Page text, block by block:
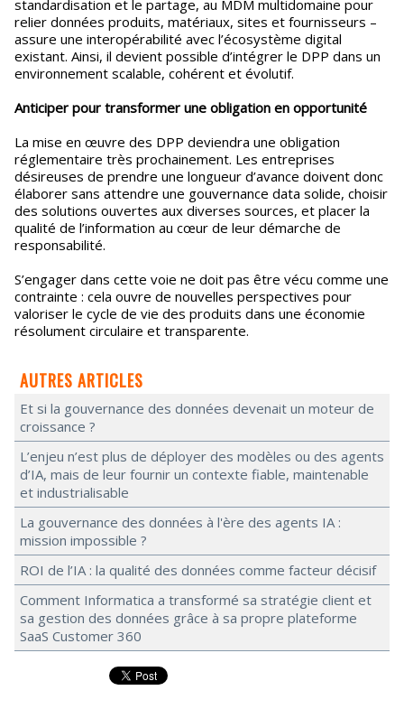
standardisation et le partage, au MDM multidomaine pour
relier données produits, matériaux, sites et fournisseurs –
assure une interopérabilité avec l’écosystème digital
existant. Ainsi, il devient possible d’intégrer le DPP dans un
environnement scalable, cohérent et évolutif.
Anticiper pour transformer une obligation en opportunité
La mise en œuvre des DPP deviendra une obligation
réglementaire très prochainement. Les entreprises
désireuses de prendre une longueur d’avance doivent donc
élaborer sans attendre une gouvernance data solide, choisir
des solutions ouvertes aux diverses sources, et placer la
qualité de l’information au cœur de leur démarche de
responsabilité.
S’engager dans cette voie ne doit pas être vécu comme une
contrainte : cela ouvre de nouvelles perspectives pour
valoriser le cycle de vie des produits dans une économie
résolument circulaire et transparente.
AUTRES ARTICLES
Et si la gouvernance des données devenait un moteur de
croissance ?
L’enjeu n’est plus de déployer des modèles ou des agents
d’IA, mais de leur fournir un contexte fiable, maintenable
et industrialisable
La gouvernance des données à l'ère des agents IA :
mission impossible ?
ROI de l’IA : la qualité des données comme facteur décisif
Comment Informatica a transformé sa stratégie client et
sa gestion des données grâce à sa propre plateforme
SaaS Customer 360